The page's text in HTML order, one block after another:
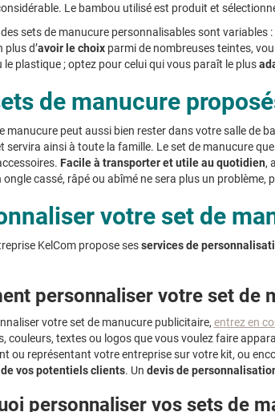
Le bambou utilisé est produit et
sets de manucure personnalisables sont variables
plus d’avoir le choixparmi de nombreuses teintes,
le plastique ; optez pour celui qui vous paraît le plus
de manucure
manucure peut aussi bien rester dans votre salle de
servira ainsi à toute la famille. Le set de manucure
Facile à transporter et utile au quotidien,
ongle cassé, râpé ou abîmé ne sera plus un
votre set de
KelCom propose sesservices de
personnaliser votre set de
votre set de manucure publicitaire, entrez en
couleurs, textes ou logos que vous voulez faire
ou représentant votre entreprise sur votre kit, ou
vos potentiels clients. Un devis de
personnaliser vos sets de